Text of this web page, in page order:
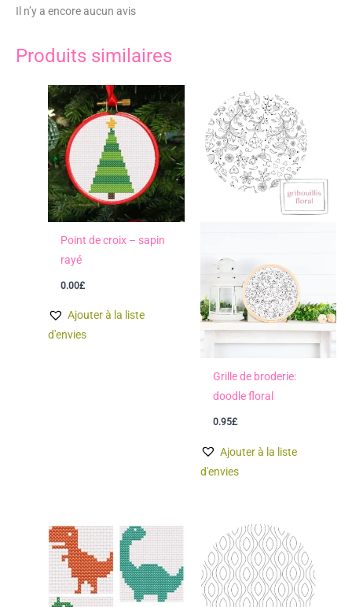
Il n’y a encore aucun avis
Produits similaires
Point de croix – sapin
rayé
0.00£
Ajouter à la liste
d'envies
Grille de broderie:
doodle floral
0.95£
Ajouter à la liste
d'envies